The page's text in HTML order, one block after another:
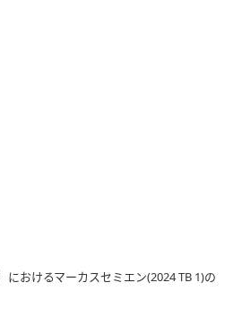
におけるマーカスセミエン(2024 TB 1)の